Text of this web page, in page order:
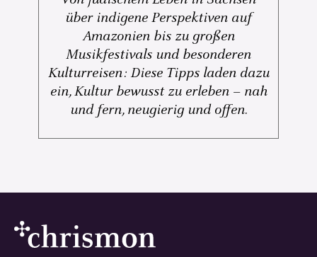
über indigene Perspektiven auf
Amazonien bis zu großen
Musikfestivals und besonderen
Kulturreisen: Diese Tipps laden dazu
ein, Kultur bewusst zu erleben – nah
und fern, neugierig und offen.